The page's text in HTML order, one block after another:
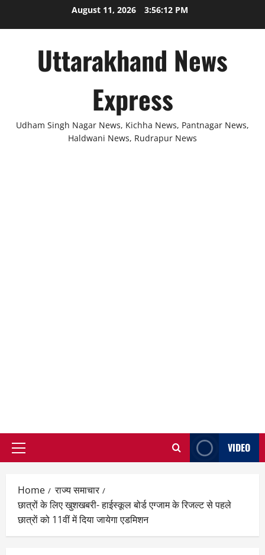
August 11, 2026 3:56:12 PM
Uttarakhand News
Express
Udham Singh Nagar News, Kichha News, Pantnagar News,
Haldwani News, Rudrapur News
Primary
VIDEO
Home
राज्य समाचार
छात्रों के लिए खुशखबरी- हाईस्कूल बोर्ड एग्जाम के रिजल्ट से पहले
छात्राें को 11वीं में दिया जायेगा एडमिशन